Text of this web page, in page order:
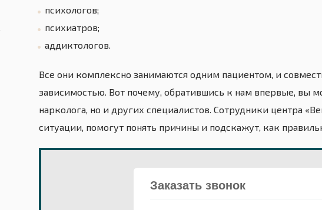
психологов;
психиатров;
аддиктологов.
Все они комплексно занимаются одним пациентом, и
зависимостью. Вот почему, обратившись к нам впервые, вы
нарколога, но и других специалистов. Сотрудники центра
ситуации, помогут понять причины и подскажут, как